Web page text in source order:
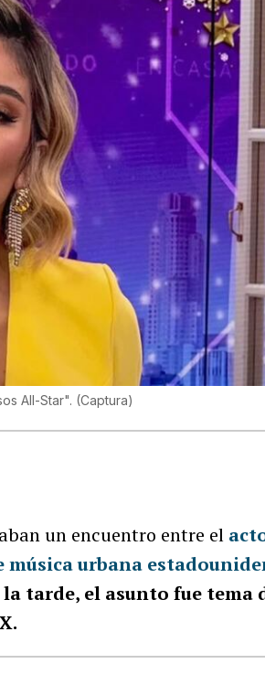
All-Star". (Captura)
un encuentro entre el
música urbana
tarde, el asunto fue tema